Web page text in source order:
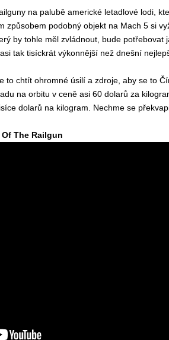
na palubě americké letadlové lodi,
způsobem podobný objekt na Mach 5 si
by tohle měl zvládnout, bude
tak tisíckrát výkonnější než dnešní
to chtít ohromné úsilí a zdroje, aby se to
na orbitu v ceně asi 60 dolarů za
dolarů na kilogram. Nechme se
The Railgun